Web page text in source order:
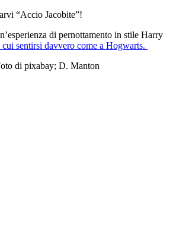
“Accio Jacobite”!
di pernottamento in stile Harry
cui sentirsi davvero come a Hogwarts.
di pixabay; D. Manton